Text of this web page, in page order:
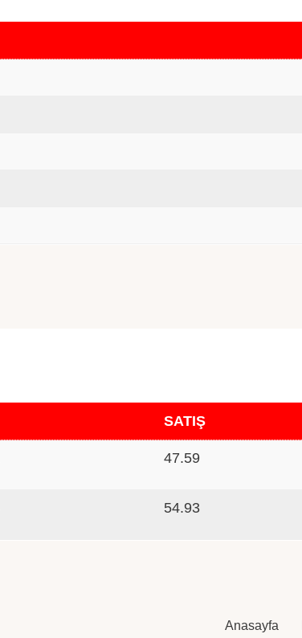
SATIŞ
47.59
54.93
Anasayfa